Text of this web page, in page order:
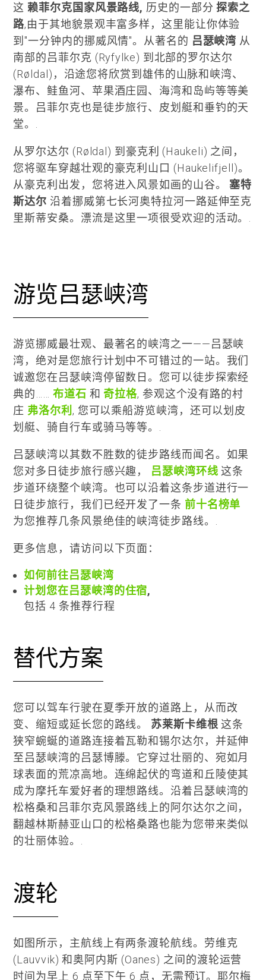
这 赖菲尔克国家风景路线, 历史的一部分探索之
路,由于其地貌景观丰富多样，这里能让你体验
到"一分钟内的挪威风情"。从著名的 吕瑟峡湾 从
南部的吕菲尔克 (Ryfylke) 到北部的罗尔达尔
(Røldal)，沿途您将欣赏到雄伟的山脉和峡湾、
瀑布、鲑鱼河、苹果酒庄园、海湾和岛屿等等美
景。吕菲尔克也是徒步旅行、皮划艇和垂钓的天
堂。.
从罗尔达尔 (Røldal) 到豪克利 (Haukeli) 之间，
您将驱车穿越壮观的豪克利山口 (Haukelifjell)。
从豪克利出发，您将进入风景如画的山谷。塞特
斯达尔 沿着挪威第七长河奥特拉河一路延伸至克
里斯蒂安桑。漂流是这里一项很受欢迎的活动。.
游览吕瑟峡湾
游览挪威最壮观、最著名的峡湾之一——吕瑟峡
湾，绝对是您旅行计划中不可错过的一站。我们
诚邀您在吕瑟峡湾停留数日。您可以徒步探索经
典的…… 布道石 和 奇拉格, 参观这个没有路的村
庄 弗洛尔利 , 您可以乘船游览峡湾，还可以划皮
划艇、骑自行车或骑马等等。.
吕瑟峡湾以其数不胜数的徒步路线而闻名。如果
您对多日徒步旅行感兴趣， 吕瑟峡湾环线 这条
步道环绕整个峡湾。也可以沿着这条步道进行一
日徒步旅行，我们已经开发了一条 前十名榜单
为您推荐几条风景绝佳的峡湾徒步路线。.
更多信息，请访问以下页面：
如何前往吕瑟峡湾
计划您在吕瑟峡湾的住宿,
包括 4 条推荐行程
替代方案
您可以驾车行驶在夏季开放的道路上，从而改
变、缩短或延长您的路线。 苏莱斯卡维根 这条
狭窄蜿蜒的道路连接着瓦勒和锡尔达尔，并延伸
至吕瑟峡湾的吕瑟博滕。它穿过壮丽的、宛如月
球表面的荒凉高地。连绵起伏的弯道和丘陵使其
成为摩托车爱好者的理想路线。沿着吕瑟峡湾的
松格桑和吕菲尔克风景路线上的阿尔达尔之间，
翻越林斯赫亚山口的松格桑路也能为您带来类似
的壮丽体验。.
渡轮
如图所示，主航线上有两条渡轮航线。劳维克
(Lauvvik) 和奥阿内斯 (Oanes) 之间的渡轮运营
时间为早上 6 点至下午 6 点，无需预订。耶尔梅